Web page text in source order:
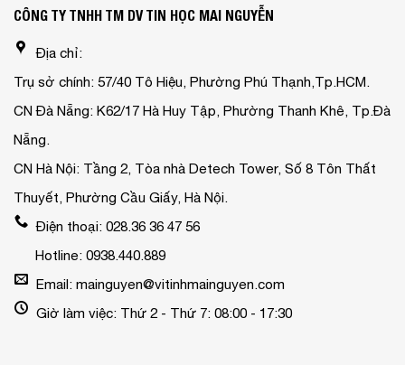
CÔNG TY TNHH TM DV TIN HỌC MAI NGUYỄN
Địa chỉ:
Trụ sở chính: 57/40 Tô Hiệu, Phường Phú Thạnh,Tp.HCM.
CN Đà Nẵng: K62/17 Hà Huy Tập, Phường Thanh Khê, Tp.Đà
Nẵng.
CN Hà Nội: Tầng 2, Tòa nhà Detech Tower, Số 8 Tôn Thất
Thuyết, Phường Cầu Giấy, Hà Nội.
Điện thoại: 028.36 36 47 56
Hotline: 0938.440.889
Email: mainguyen@vitinhmainguyen.com
Giờ làm việc: Thứ 2 - Thứ 7: 08:00 - 17:30